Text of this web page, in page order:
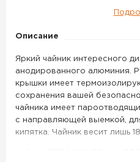
Описание
Яркий чайник интересного
анодированного алюминия.
крышки имеет
сохранения вашей
чайника имеет
с направляющей выемкой,
кипятка. Чайник весит лишь